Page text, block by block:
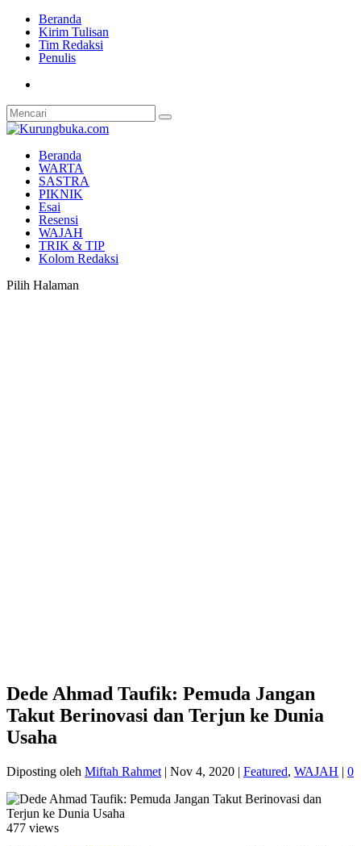
Beranda
Kirim Tulisan
Tim Redaksi
Penulis
Beranda
WARTA
SASTRA
PIKNIK
Esai
Resensi
WAJAH
TRIK & TIP
Kolom Redaksi
Pilih Halaman
Dede Ahmad Taufik: Pemuda Jangan
Takut Berinovasi dan Terjun ke Dunia
Usaha
Diposting oleh Miftah Rahmet | Nov 4, 2020 | Featured, WAJAH | 0
477 views